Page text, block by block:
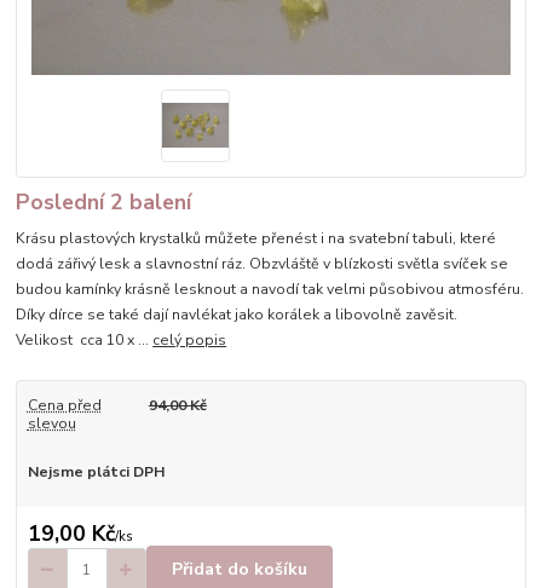
Poslední 2 balení
Krásu plastových krystalků můžete přenést i na svatební tabuli, které
dodá zářivý lesk a slavnostní ráz. Obzvláště v blízkosti světla svíček se
budou kamínky krásně lesknout a navodí tak velmi působivou atmosféru.
Díky dírce se také dají navlékat jako korálek a libovolně zavěsit.
Velikost cca 10 x ... celý popis
Cena před
slevou
94,00 Kč
Nejsme plátci DPH
19,00 Kč/ks
Přidat do košíku